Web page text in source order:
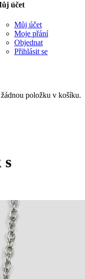
účet
Můj účet
Moje přání
Objednat
Přihlásit se
položku v košíku.
s